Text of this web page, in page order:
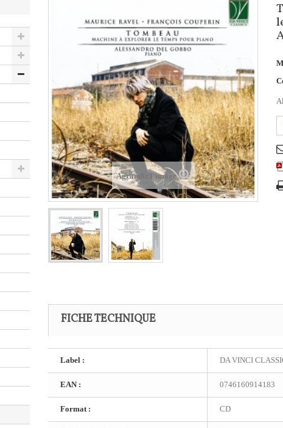
Agrandir l'image
FICHE TECHNIQUE
Label : DA VINCI
EAN : 0746160914183
Format : CD